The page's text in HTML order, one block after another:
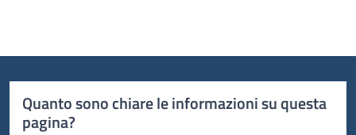
Quanto sono chiare le informazioni su questa
pagina?